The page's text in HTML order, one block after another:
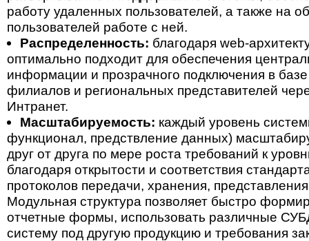
работу удаленных пользователей, а также на
пользователей работе с ней.
Распределенность: благодаря web-
оптимально подходит для обеспечения
информации и прозрачного подключения в
филиалов и региональных представителей
Интранет.
Масштабируемость: каждый уровень
функционал, предствление данных)
друг от друга по мере роста требований к
благодаря открытости и соответствия
протоколов передачи, хранения,
Модульная структура позволяет быстро
отчетные формы, использовать различные
систему под другую продукцию и требования